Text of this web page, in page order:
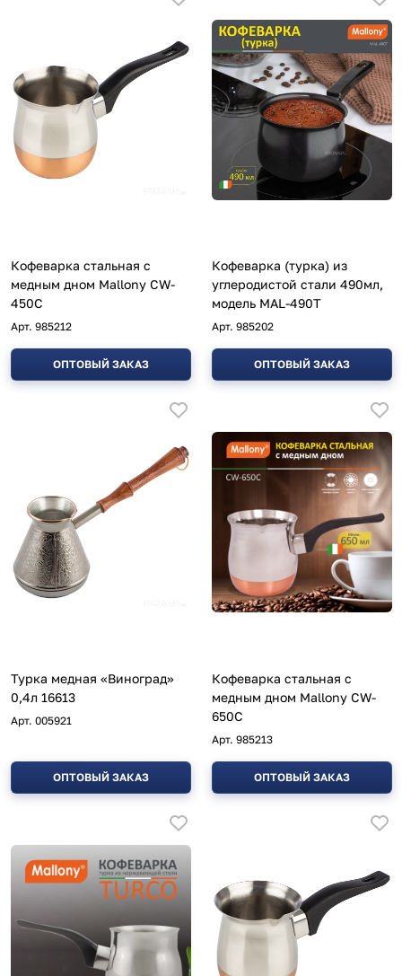
Кофеварка стальная с
медным дном Mallony CW-
450C
Арт. 985212
ОПТОВЫЙ ЗАКАЗ
Кофеварка (турка) из
углеродистой стали 490мл,
модель MAL-490T
Арт. 985202
ОПТОВЫЙ ЗАКАЗ
Турка медная «Виноград»
0,4л 16613
Арт. 005921
ОПТОВЫЙ ЗАКАЗ
Кофеварка стальная с
медным дном Mallony CW-
650C
Арт. 985213
ОПТОВЫЙ ЗАКАЗ